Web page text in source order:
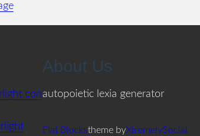
con
About Us
autopoietic lexia generator
Flat Blockstheme byXtremelySocial